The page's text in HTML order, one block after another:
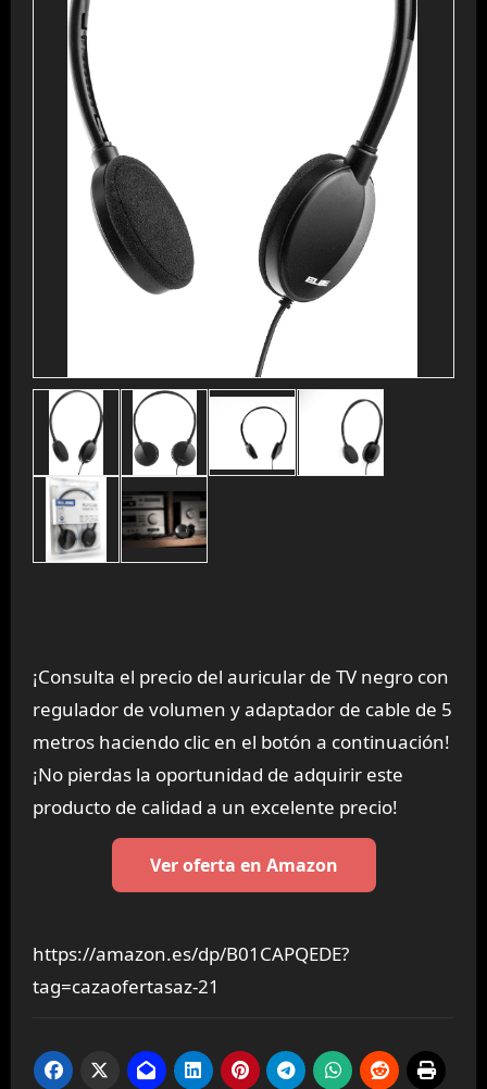
¡Consulta el precio del auricular de TV negro con
regulador de volumen y adaptador de cable de 5
metros haciendo clic en el botón a continuación!
¡No pierdas la oportunidad de adquirir este
producto de calidad a un excelente precio!
Ver oferta en Amazon
https://amazon.es/dp/B01CAPQEDE?
tag=cazaofertasaz-21